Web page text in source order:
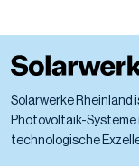
Solarwerke
Photovoltaik-Systeme
technologische